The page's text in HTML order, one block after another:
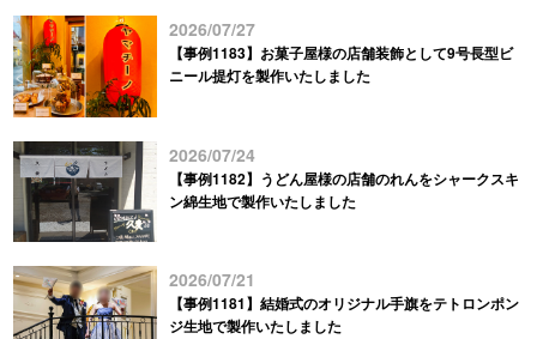
2026/07/27
【事例1183】お菓子屋様の店舗装飾として9号長型ビ
ニール提灯を製作いたしました
2026/07/24
【事例1182】うどん屋様の店舗のれんをシャークスキ
ン綿生地で製作いたしました
2026/07/21
【事例1181】結婚式のオリジナル手旗をテトロンポン
ジ生地で製作いたしました